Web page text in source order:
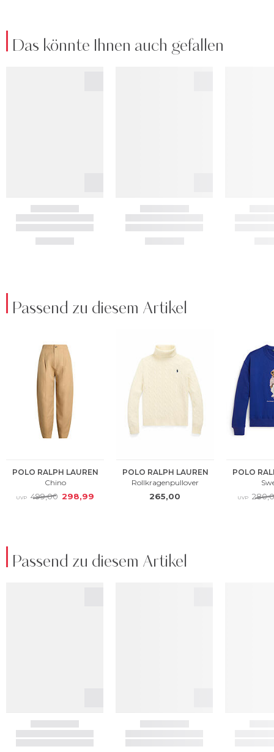
Das könnte Ihnen auch gefallen
Passend zu diesem Artikel
Passend zu diesem Artikel